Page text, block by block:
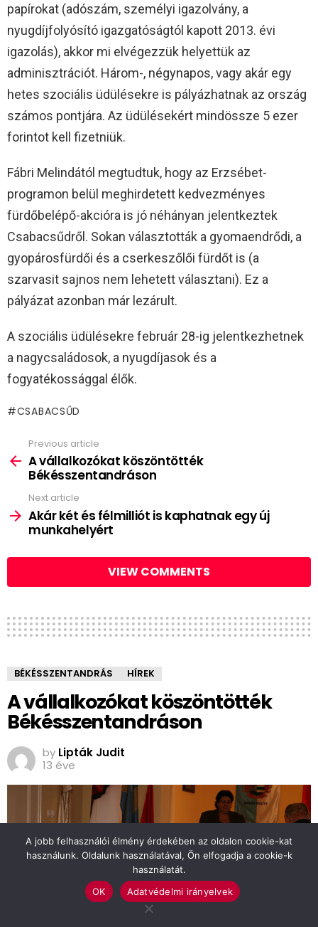
papírokat (adószám, személyi igazolvány, a
nyugdíjfolyósító igazgatóságtól kapott 2013. évi
igazolás), akkor mi elvégezzük helyettük az
adminisztrációt. Három-, négynapos, vagy akár egy
hetes szociális üdülésekre is pályázhatnak az ország
számos pontjára. Az üdülésekért mindössze 5 ezer
forintot kell fizetniük.
Fábri Melindától megtudtuk, hogy az Erzsébet-
programon belül meghirdetett kedvezményes
fürdőbelépő-akcióra is jó néhányan jelentkeztek
Csabacsűdről. Sokan választották a gyomaendrődi, a
gyopárosfürdői és a cserkeszőlői fürdőt is (a
szarvasit sajnos nem lehetett választani). Ez a
pályázat azonban már lezárult.
A szociális üdülésekre február 28-ig jelentkezhetnek
a nagycsaládosok, a nyugdíjasok és a
fogyatékossággal élők.
CSABACSŰD
more
Previous article
A vállalkozókat köszöntötték
Békésszentandráson
Next article
Akár két és félmilliót is kaphatnak egy új
munkahelyért
VIEW COMMENTS
BÉKÉSSZENTANDRÁS HÍREK
A vállalkozókat köszöntötték
Békésszentandráson
by Lipták Judit
13 éve
A jobb felhasználói élmény érdekében az oldalon cookie-kat
használunk. Oldalunk használatával, Ön elfogadja a cookie-k
használatát.
OK
Adatvédelmi irányelvek